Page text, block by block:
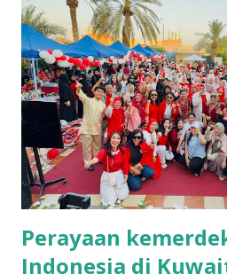
Office UP di awali dengan sesi
UP Prof. DR. H. Amir Luthfi,
Dosen. Pada moment tersebut
turut menyaksikan Prosesi yang
Kerjasama ini di inisiasi oleh M.
merupakan perwakilan Divisi
draf MoU yang telah dirumuskan
kerjasama kedua belah pihak di
Perayaan
Indonesia di